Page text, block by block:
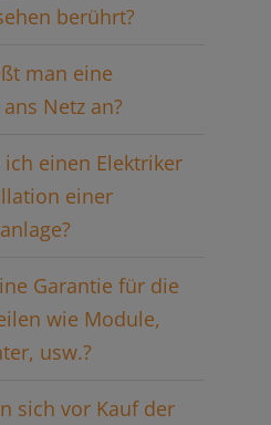
berührt?
man eine
Netz an?
ich einen Elektriker
einer
Garantie für die
wie Module,
usw.?
sich vor Kauf der